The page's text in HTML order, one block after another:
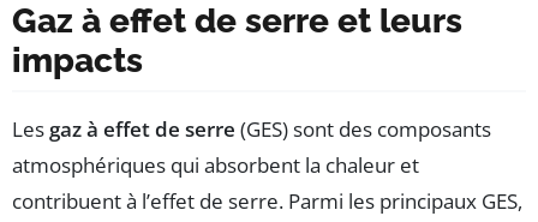
Gaz à effet de serre et leurs
impacts
Les gaz à effet de serre (GES) sont des composants
atmosphériques qui absorbent la chaleur et
contribuent à l’effet de serre. Parmi les principaux GES,